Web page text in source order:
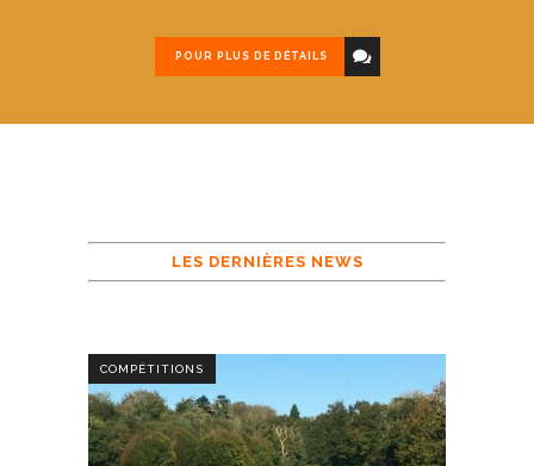
POUR PLUS DE DÉTAILS
LES DERNIÈRES NEWS
COMPÉTITIONS